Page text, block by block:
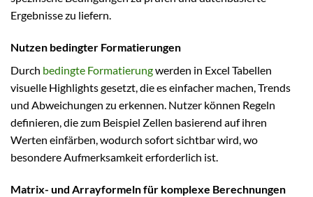
Ergebnisse zu liefern.
Nutzen bedingter Formatierungen
Durch bedingte Formatierungwerden in Excel Tabellen
visuelle Highlights gesetzt, die es einfacher machen, Trends
und Abweichungen zu erkennen. Nutzer können Regeln
definieren, die zum Beispiel Zellen basierend auf ihren
Werten einfärben, wodurch sofort sichtbar wird, wo
besondere Aufmerksamkeit erforderlich ist.
Matrix- und Arrayformeln für komplexe Berechnungen